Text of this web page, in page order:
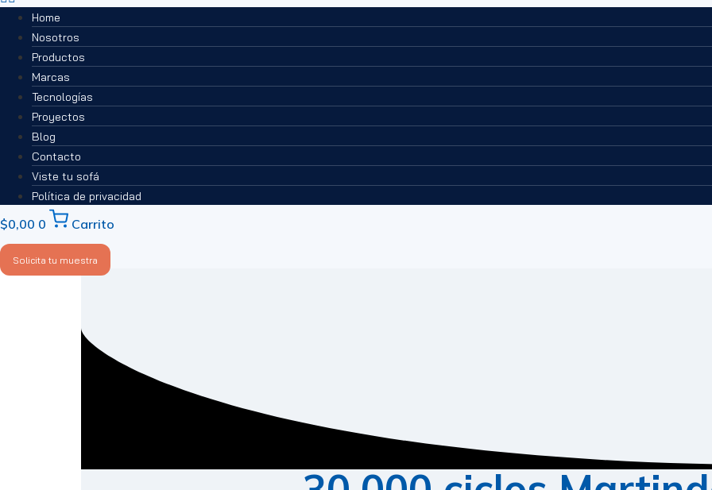
Home
Nosotros
Productos
Marcas
Tecnologías
Proyectos
Blog
Contacto
Viste tu sofá
Política de privacidad
$0,00 0 Carrito
Solicita tu muestra